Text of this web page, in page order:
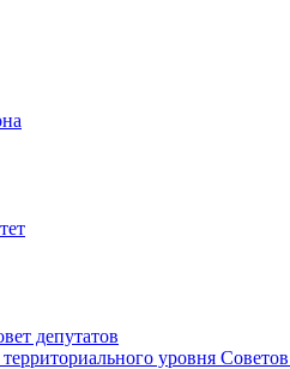
депутатов
территориального уровня